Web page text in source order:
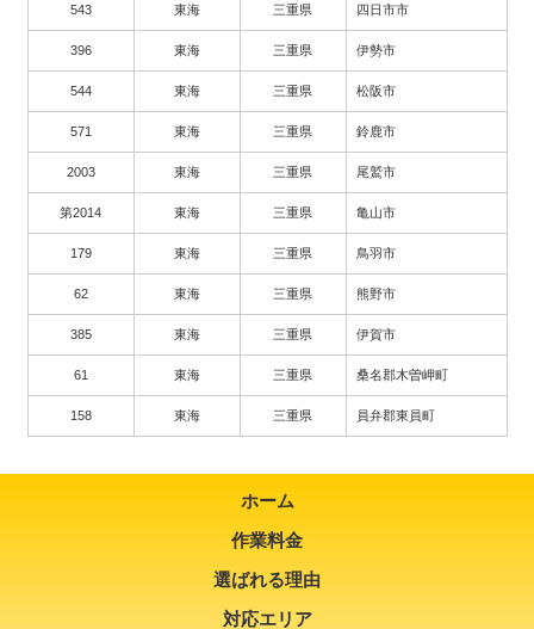
543 東海 三重県 四日市市
396 東海 三重県 伊勢市
544 東海 三重県 松阪市
571 東海 三重県 鈴鹿市
2003 東海 三重県 尾鷲市
第2014 東海 三重県 亀山市
179 東海 三重県 鳥羽市
62 東海 三重県 熊野市
385 東海 三重県 伊賀市
61 東海 三重県 桑名郡木曽岬町
158 東海 三重県 員弁郡東員町
ホーム
作業料金
選ばれる理由
対応エリア